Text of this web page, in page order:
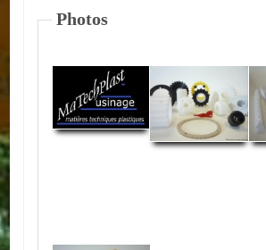
ECOLES
Ecole privée
ASSOCIATIONS
Photos